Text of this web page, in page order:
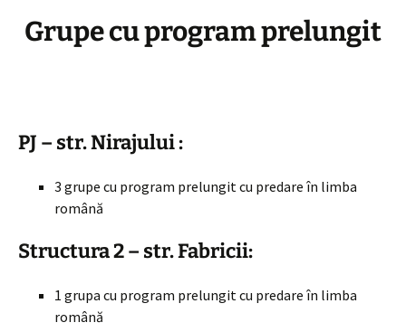
Grupe cu program prelungit
PJ – str. Nirajului :
3 grupe cu program prelungit cu predare în limba
română
Structura 2 – str. Fabricii:
1 grupa cu program prelungit cu predare în limba
română